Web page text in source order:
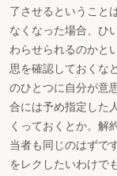
了させるということ
なくなった場合、ひ
わらせられるのかと
思を確認しておくな
のひとつに自分が意
合には予め指定した
くっておくとか。解
当者も同じのはずで
をレクしたいわけで